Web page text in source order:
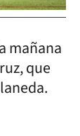
mañana
que